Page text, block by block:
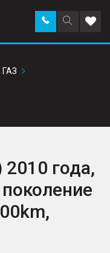
Поиск
по
Заказать
звонок в
ГАЗ
года,